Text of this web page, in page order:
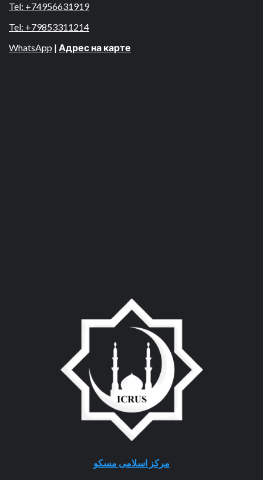
Tel: +74956631919
Tel: +79853311214
WhatsApp | Адрес на карте
مرکز اسلامی مسکو